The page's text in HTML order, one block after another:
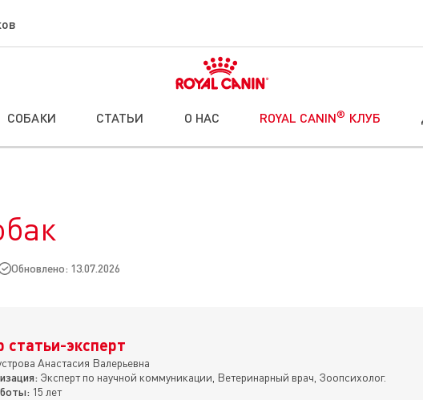
СОБАКИ СТАТЬИ О НАС ROYAL CANIN® КЛУБ
Обновлено: 13.07.2026
статьи-эксперт
Анастасия Валерьевна
Эксперт по научной коммуникации, Ветеринарный врач, Зоопсихолог.
15 лет